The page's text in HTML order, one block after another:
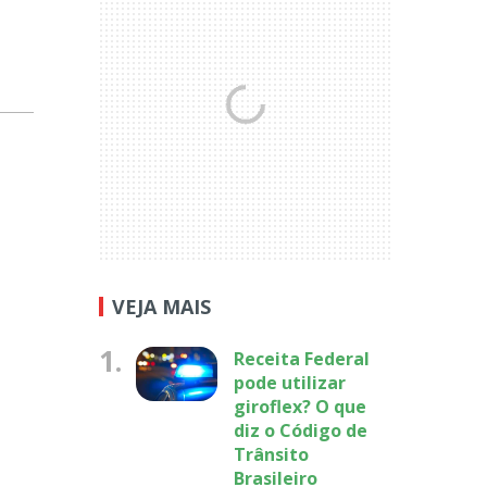
VEJA MAIS
1.
Receita Federal
pode utilizar
giroflex? O que
diz o Código de
Trânsito
Brasileiro